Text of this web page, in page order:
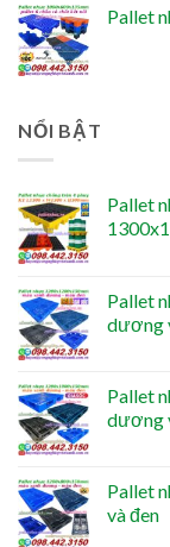
Pallet
NỔI BẬT
Pallet
Pallet
dương
Pallet
dương
Pallet
và đen